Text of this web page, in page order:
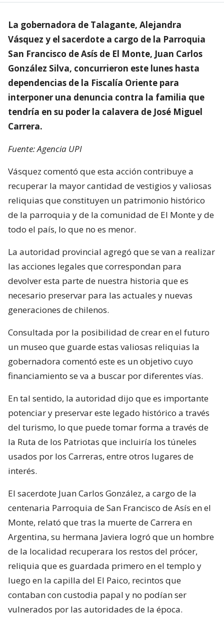
La gobernadora de Talagante, Alejandra
Vásquez y el sacerdote a cargo de la Parroquia
San Francisco de Asís de El Monte, Juan Carlos
González Silva, concurrieron este lunes hasta
dependencias de la Fiscalía Oriente para
interponer una denuncia contra la familia que
tendría en su poder la calavera de José Miguel
Carrera.
Fuente: Agencia UPI
Vásquez comentó que esta acción contribuye a
recuperar la mayor cantidad de vestigios y valiosas
reliquias que constituyen un patrimonio histórico
de la parroquia y de la comunidad de El Monte y de
todo el país, lo que no es menor.
La autoridad provincial agregó que se van a realizar
las acciones legales que correspondan para
devolver esta parte de nuestra historia que es
necesario preservar para las actuales y nuevas
generaciones de chilenos.
Consultada por la posibilidad de crear en el futuro
un museo que guarde estas valiosas reliquias la
gobernadora comentó este es un objetivo cuyo
financiamiento se va a buscar por diferentes vías.
En tal sentido, la autoridad dijo que es importante
potenciar y preservar este legado histórico a través
del turismo, lo que puede tomar forma a través de
la Ruta de los Patriotas que incluiría los túneles
usados por los Carreras, entre otros lugares de
interés.
El sacerdote Juan Carlos González, a cargo de la
centenaria Parroquia de San Francisco de Asís en el
Monte, relató que tras la muerte de Carrera en
Argentina, su hermana Javiera logró que un hombre
de la localidad recuperara los restos del prócer,
reliquia que es guardada primero en el templo y
luego en la capilla del El Paico, recintos que
contaban con custodia papal y no podían ser
vulnerados por las autoridades de la época.